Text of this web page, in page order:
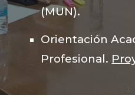
(MUN).
Orientación
Profesional.